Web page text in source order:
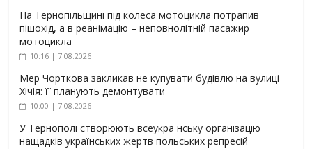
На Тернопільщині під колеса мотоцикла потрапив
пішохід, а в реанімацію – неповнолітній пасажир
мотоцикла
10:16 | 7.08.2026
Мер Чорткова закликав не купувати будівлю на вулиці
Хічія: її планують демонтувати
10:00 | 7.08.2026
У Тернополі створюють всеукраїнську організацію
нащадків українських жертв польських репресій